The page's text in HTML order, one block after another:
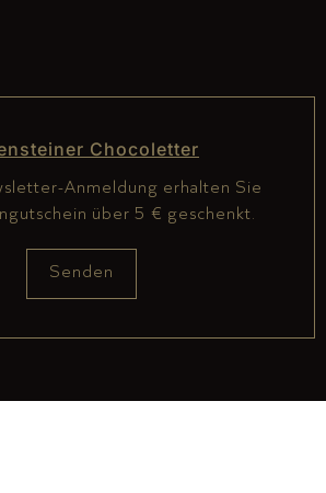
Chocoletter
Anmeldung erhalten Sie
über 5 € geschenkt.